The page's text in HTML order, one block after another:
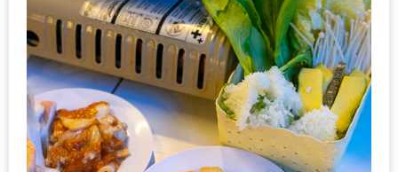
หิว
ติดต่อ
น้า
อ้วน
ติดต่อ